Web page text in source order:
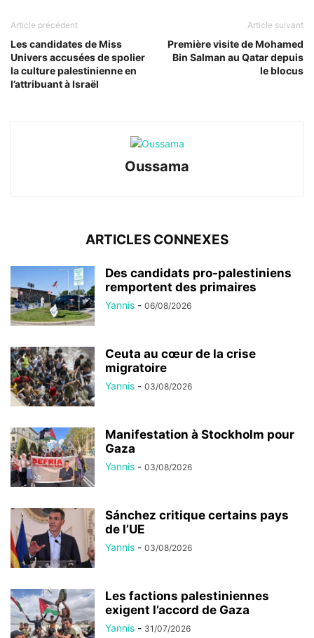
Article précédent
Les candidates de Miss
Univers accusées de spolier
la culture palestinienne en
l’attribuant à Israël
Article suivant
Première visite de Mohamed
Bin Salman au Qatar depuis
le blocus
Oussama
ARTICLES CONNEXES
Des candidats pro-palestiniens
remportent des primaires
Yannis - 06/08/2026
Ceuta au cœur de la crise
migratoire
Yannis - 03/08/2026
Manifestation à Stockholm pour
Gaza
Yannis - 03/08/2026
Sánchez critique certains pays
de l’UE
Yannis - 03/08/2026
Les factions palestiniennes
exigent l’accord de Gaza
Yannis - 31/07/2026